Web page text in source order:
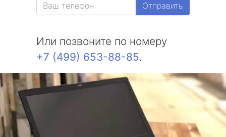
Отправить
Или позвоните по номеру
+7 (499) 653-88-85.